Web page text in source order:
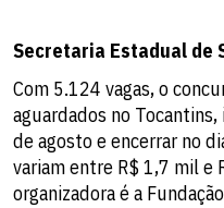
Secretaria Estadual de
Com 5.124 vagas, o
aguardados no
de agosto e encerrar no
variam entre R$ 1,7 mil e
organizadora é a